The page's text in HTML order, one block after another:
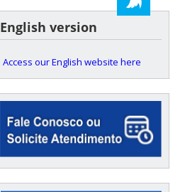
English version
Access our English website here